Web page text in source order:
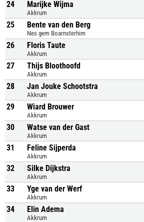
24 Marijke Wijma
Akkrum
25 Bente van den Berg
Nes gem Boarnsterhim
26 Floris Taute
Akkrum
27 Thijs Bloothoofd
Akkrum
28 Jan Jouke Schootstra
Akkrum
29 Wiard Brouwer
Akkrum
30 Watse van der Gast
Akkrum
31 Feline Sijperda
Akkrum
32 Silke Dijkstra
Akkrum
33 Yge van der Werf
Akkrum
34 Elin Adema
Akkrum